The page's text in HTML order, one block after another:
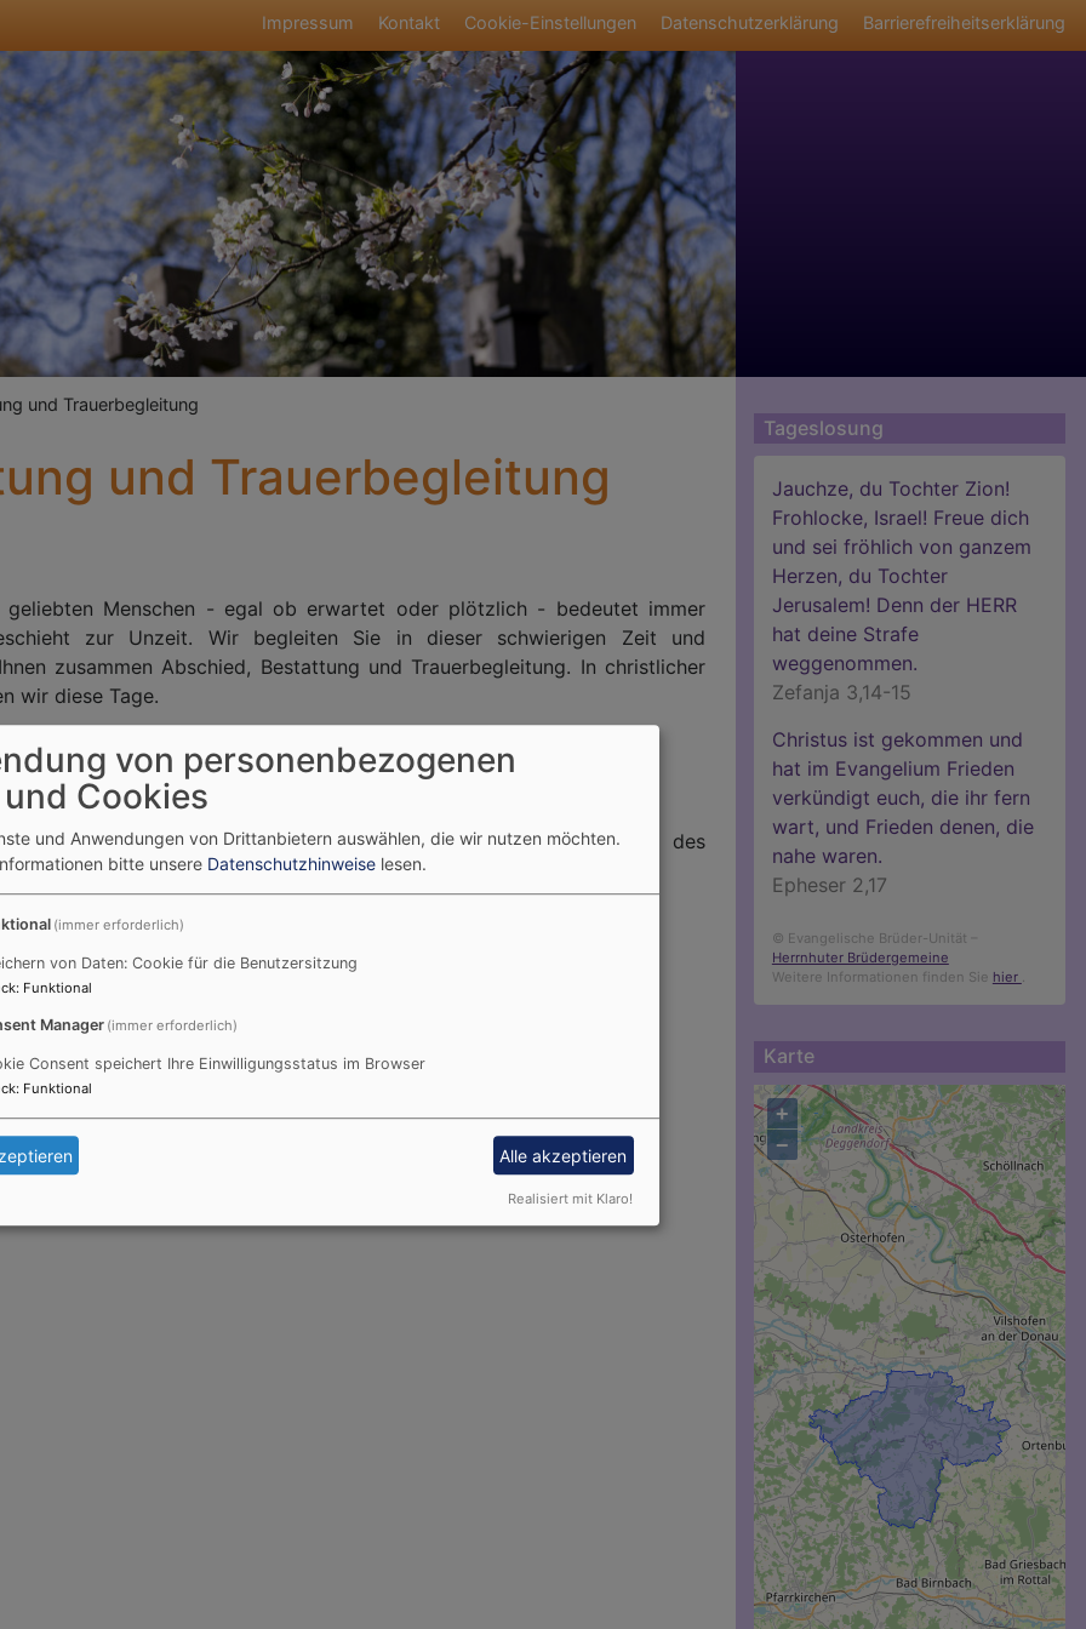
Fußbereichsmenü
Impressum Kontakt Cookie-Einstellungen Datenschutzerklärung Barrierefreiheitserklärung
und Trauerbegleitung
und Trauerbegleitung
geliebten Menschen - egal ob erwartet oder plötzlich - bedeutet immer
zur Unzeit. Wir begleiten Sie in dieser schwierigen Zeit und
zusammen Abschied, Bestattung und Trauerbegleitung. In christlicher
wir diese Tage.
im Pfarramt unter der Rufnummer:
Abwesenheit des Ortspfarrers erfahren Sie durch die Ansage des
die Kontaktdaten der diensthabenden Pfarrperson.
Tageslosung
Jauchze, du Tochter Zion!
Frohlocke, Israel! Freue dich
und sei fröhlich von ganzem
Herzen, du Tochter
Jerusalem! Denn der HERR
hat deine Strafe
weggenommen.
Zefanja 3,14-15
Christus ist gekommen und
hat im Evangelium Frieden
verkündigt euch, die ihr fern
wart, und Frieden denen, die
nahe waren.
Epheser 2,17
© Evangelische Brüder-Unität –
Herrnhuter Brüdergemeine
Weitere Informationen finden Sie hier .
Karte
+
−
von personenbezogenen
Cookies
und Anwendungen von Drittanbietern auswählen, die wir nutzen möchten.
bitte unsere Datenschutzhinweise lesen.
(immer erforderlich)
von Daten: Cookie für die Benutzersitzung
: Funktional
Manager (immer erforderlich)
Consent speichert Ihre Einwilligungsstatus im Browser
: Funktional
Alle akzeptieren
Realisiert mit Klaro!